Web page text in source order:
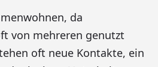
da
von mehreren genutzt
oft neue Kontakte, ein